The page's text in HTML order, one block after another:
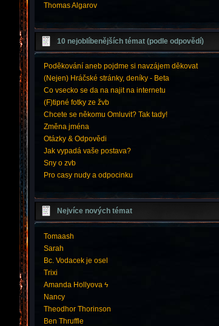
Thomas Algarov
10 nejoblíbenějších témat (podle odpovědí)
Poděkování aneb pojdme si navzájem děkovat
(Nejen) Hráčské stránky, deníky - Beta
Co vsecko se da na najit na internetu
(F)tipné fotky ze žvb
Chcete se někomu Omluvit? Tak tady!
Změna jména
Otázky & Odpovědi
Jak vypadá vaše postava?
Sny o zvb
Pro casy nudy a odpocinku
Nejvíce nových témat
Tomaash
Sarah
Bc. Vodacek je osel
Trixi
Amanda Hollyova ϟ
Nancy
Theodhor Thorinson
Ben Thruffle